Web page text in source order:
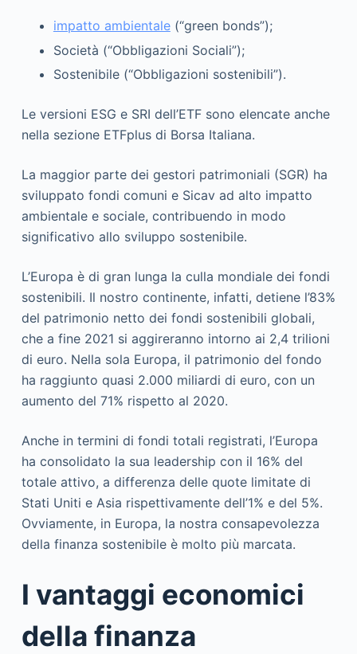
impatto ambientale(“green bonds”);
Società (“Obbligazioni Sociali”);
Sostenibile (“Obbligazioni sostenibili”).
Le versioni ESG e SRI dell’ETF sono elencate anche
nella sezione ETFplus di Borsa Italiana.
La maggior parte dei gestori patrimoniali (SGR) ha
sviluppato fondi comuni e Sicav ad alto impatto
ambientale e sociale, contribuendo in modo
significativo allo sviluppo sostenibile.
L’Europa è di gran lunga la culla mondiale dei fondi
sostenibili. Il nostro continente, infatti, detiene l’83%
del patrimonio netto dei fondi sostenibili globali,
che a fine 2021 si aggireranno intorno ai 2,4 trilioni
di euro. Nella sola Europa, il patrimonio del fondo
ha raggiunto quasi 2.000 miliardi di euro, con un
aumento del 71% rispetto al 2020.
Anche in termini di fondi totali registrati, l’Europa
ha consolidato la sua leadership con il 16% del
totale attivo, a differenza delle quote limitate di
Stati Uniti e Asia rispettivamente dell’1% e del 5%.
Ovviamente, in Europa, la nostra consapevolezza
della finanza sostenibile è molto più marcata.
I vantaggi economici
della finanza